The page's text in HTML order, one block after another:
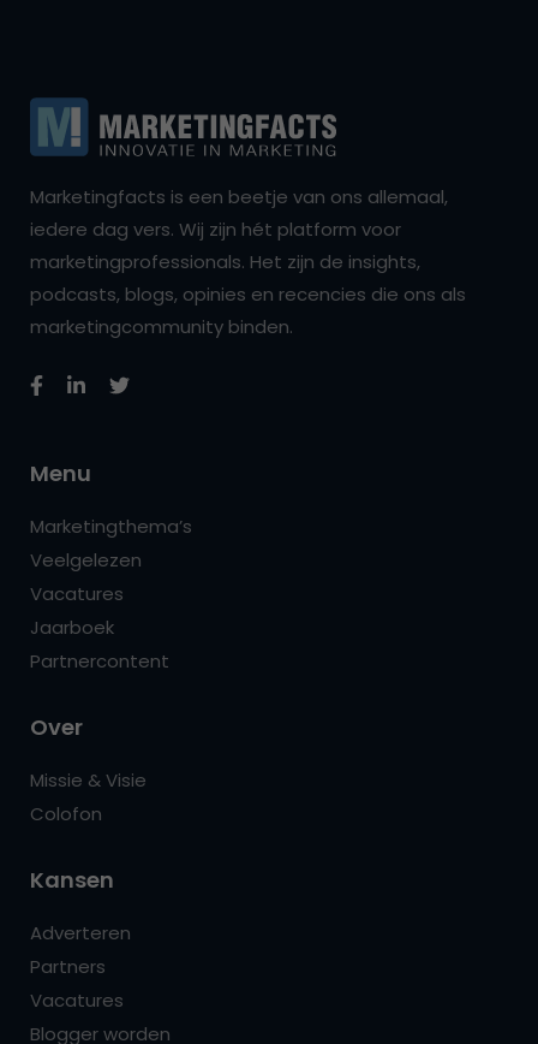
Marketingfacts is een beetje van ons allemaal,
iedere dag vers. Wij zijn hét platform voor
marketingprofessionals. Het zijn de insights,
podcasts, blogs, opinies en recencies die ons als
marketingcommunity binden.
Menu
Marketingthema’s
Veelgelezen
Vacatures
Jaarboek
Partnercontent
Over
Missie & Visie
Colofon
Kansen
Adverteren
Partners
Vacatures
Blogger worden